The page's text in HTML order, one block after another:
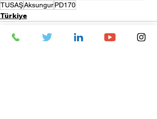
TUSAŞAksungurPD170
Türkiye